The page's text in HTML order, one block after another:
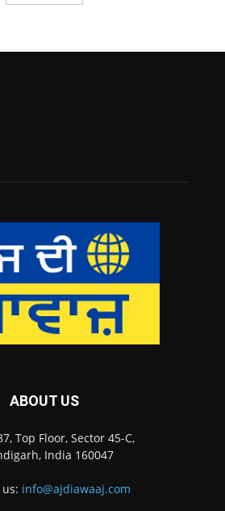
ABOUT US
Top Floor, Sector 45-C,
India 160047
info@ajdiawaaj.com